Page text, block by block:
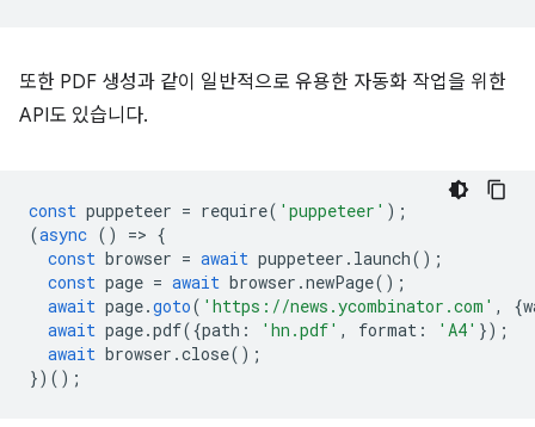
또한 PDF 생성과 같이 일반적으로 유용한 자동화 작업을 위한
API도 있습니다.
const puppeteer = require( 'puppeteer' );
(async () => {
const browser = await puppeteer . launch();
const page = await browser .newPage();
await page.goto( 'https://news.ycombinator.com' , {
await page.pdf({path : 'hn.pdf' , format : 'A4' });
await browser .close();
})();